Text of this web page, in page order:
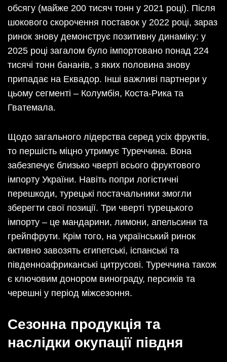
обсягу (майже 200 тисяч тонн у 2021 році). Після
шокового скорочення поставок у 2022 році, зараз
ринок знову демонструє позитивну динаміку: у
2025 році загалом було імпортовано понад 224
тисячі тонн бананів, з яких половина знову
припадає на Еквадор. Інші важливі партнери у
цьому сегменті – Колумбія, Коста-Рика та
Гватемала.
Щодо загального лідерства серед усіх фруктів,
то першість міцно утримує Туреччина. Вона
забезпечує близько чверті всього фруктового
імпорту України. Навіть попри логістичні
перешкоди, турецькі постачальники змогли
зберегти свої позиції. Три чверті турецького
імпорту – це мандарини, лимони, апельсини та
грейпфрути. Крім того, на український ринок
активно завозять єгипетські, іспанські та
південноафриканські цитрусові. Туреччина також
є ключовим донором винограду, персиків та
черешні у період міжсезоння.
Сезонна продукція та
наслідки окупації півдня